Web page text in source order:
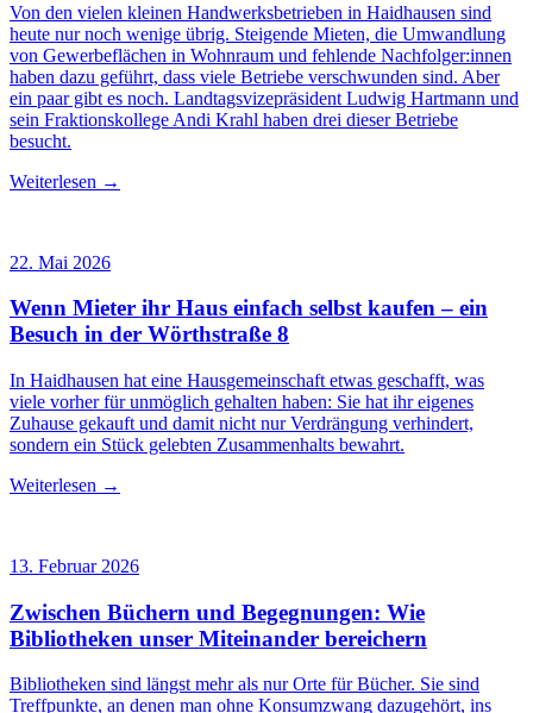
Von den vielen kleinen Handwerksbetrieben in Haidhausen sind
heute nur noch wenige übrig. Steigende Mieten, die Umwandlung
von Gewerbeflächen in Wohnraum und fehlende Nachfolger:innen
haben dazu geführt, dass viele Betriebe verschwunden sind. Aber
ein paar gibt es noch. Landtagsvizepräsident Ludwig Hartmann und
sein Fraktionskollege Andi Krahl haben drei dieser Betriebe
besucht.
Weiterlesen →
22. Mai 2026
Wenn Mieter ihr Haus einfach selbst kaufen – ein
Besuch in der Wörthstraße 8
In Haidhausen hat eine Hausgemeinschaft etwas geschafft, was
viele vorher für unmöglich gehalten haben: Sie hat ihr eigenes
Zuhause gekauft und damit nicht nur Verdrängung verhindert,
sondern ein Stück gelebten Zusammenhalts bewahrt.
Weiterlesen →
13. Februar 2026
Zwischen Büchern und Begegnungen: Wie
Bibliotheken unser Miteinander bereichern
Bibliotheken sind längst mehr als nur Orte für Bücher. Sie sind
Treffpunkte, an denen man ohne Konsumzwang dazugehört, ins